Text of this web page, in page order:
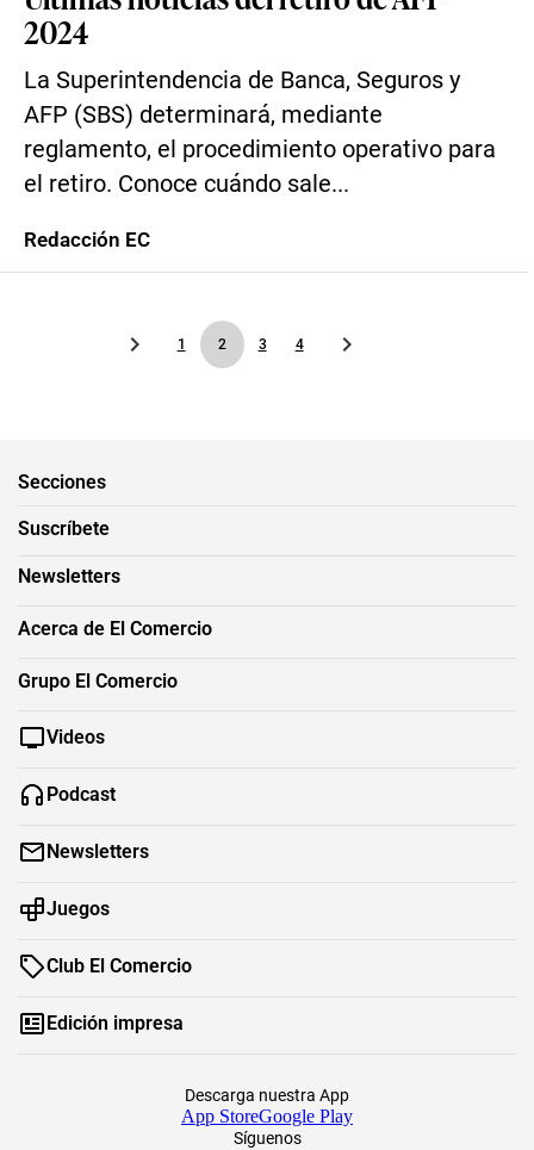
2024
La Superintendencia de Banca, Seguros y
AFP (SBS) determinará, mediante
reglamento, el procedimiento operativo para
el retiro. Conoce cuándo sale...
Redacción EC
1 2 3 4
Secciones
Suscríbete
Newsletters
Acerca de El Comercio
Grupo El Comercio
Videos
Podcast
Newsletters
Juegos
Club El Comercio
Edición impresa
Síguenos
Descarga nuestra App
App StoreGoogle Play